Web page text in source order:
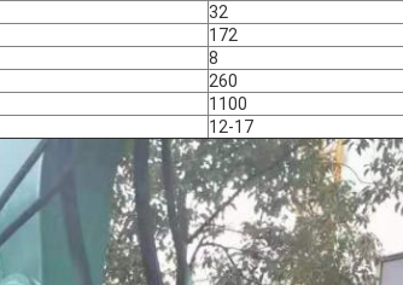
32
172
8
260
1100
12-17